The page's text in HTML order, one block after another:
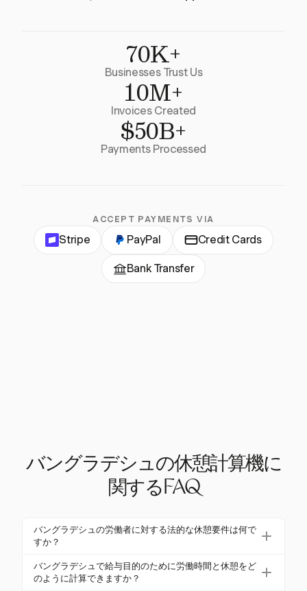
70K+
Businesses Trust Us
10M+
Invoices Created
$50B+
Payments Processed
ACCEPT PAYMENTS VIA
Stripe PayPal Credit Cards
Bank Transfer
バングラデシュの休憩計算機に
関するFAQ
バングラデシュの労働者に対する法的な休憩要件は何で
すか？
バングラデシュでは、労働者は労働時間に基づいて
休憩を受ける権利があります。5時間を超えるシフト
バングラデシュで給与目的のために労働時間と休憩をど
のように計算できますか？